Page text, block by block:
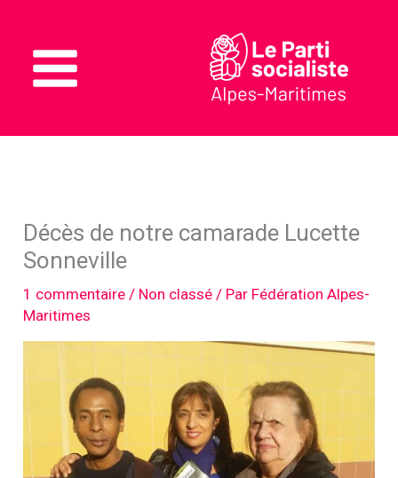
contenu
Main
Menu
Décès de notre camarade Lucette
Sonneville
1 commentaire / Non classé / Par Fédération Alpes-
Maritimes